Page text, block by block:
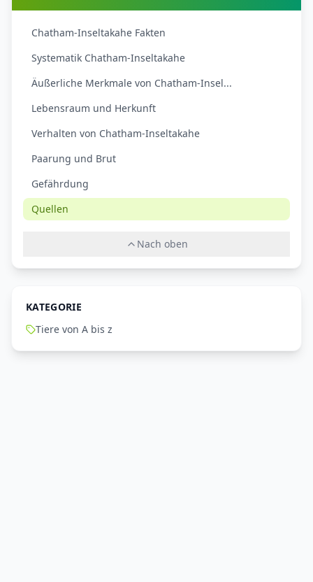
Chatham-Inseltakahe Fakten
Systematik Chatham-Inseltakahe
Äußerliche Merkmale von Chatham-Insel...
Lebensraum und Herkunft
Verhalten von Chatham-Inseltakahe
Paarung und Brut
Gefährdung
Quellen
Nach oben
KATEGORIE
Tiere von A bis z